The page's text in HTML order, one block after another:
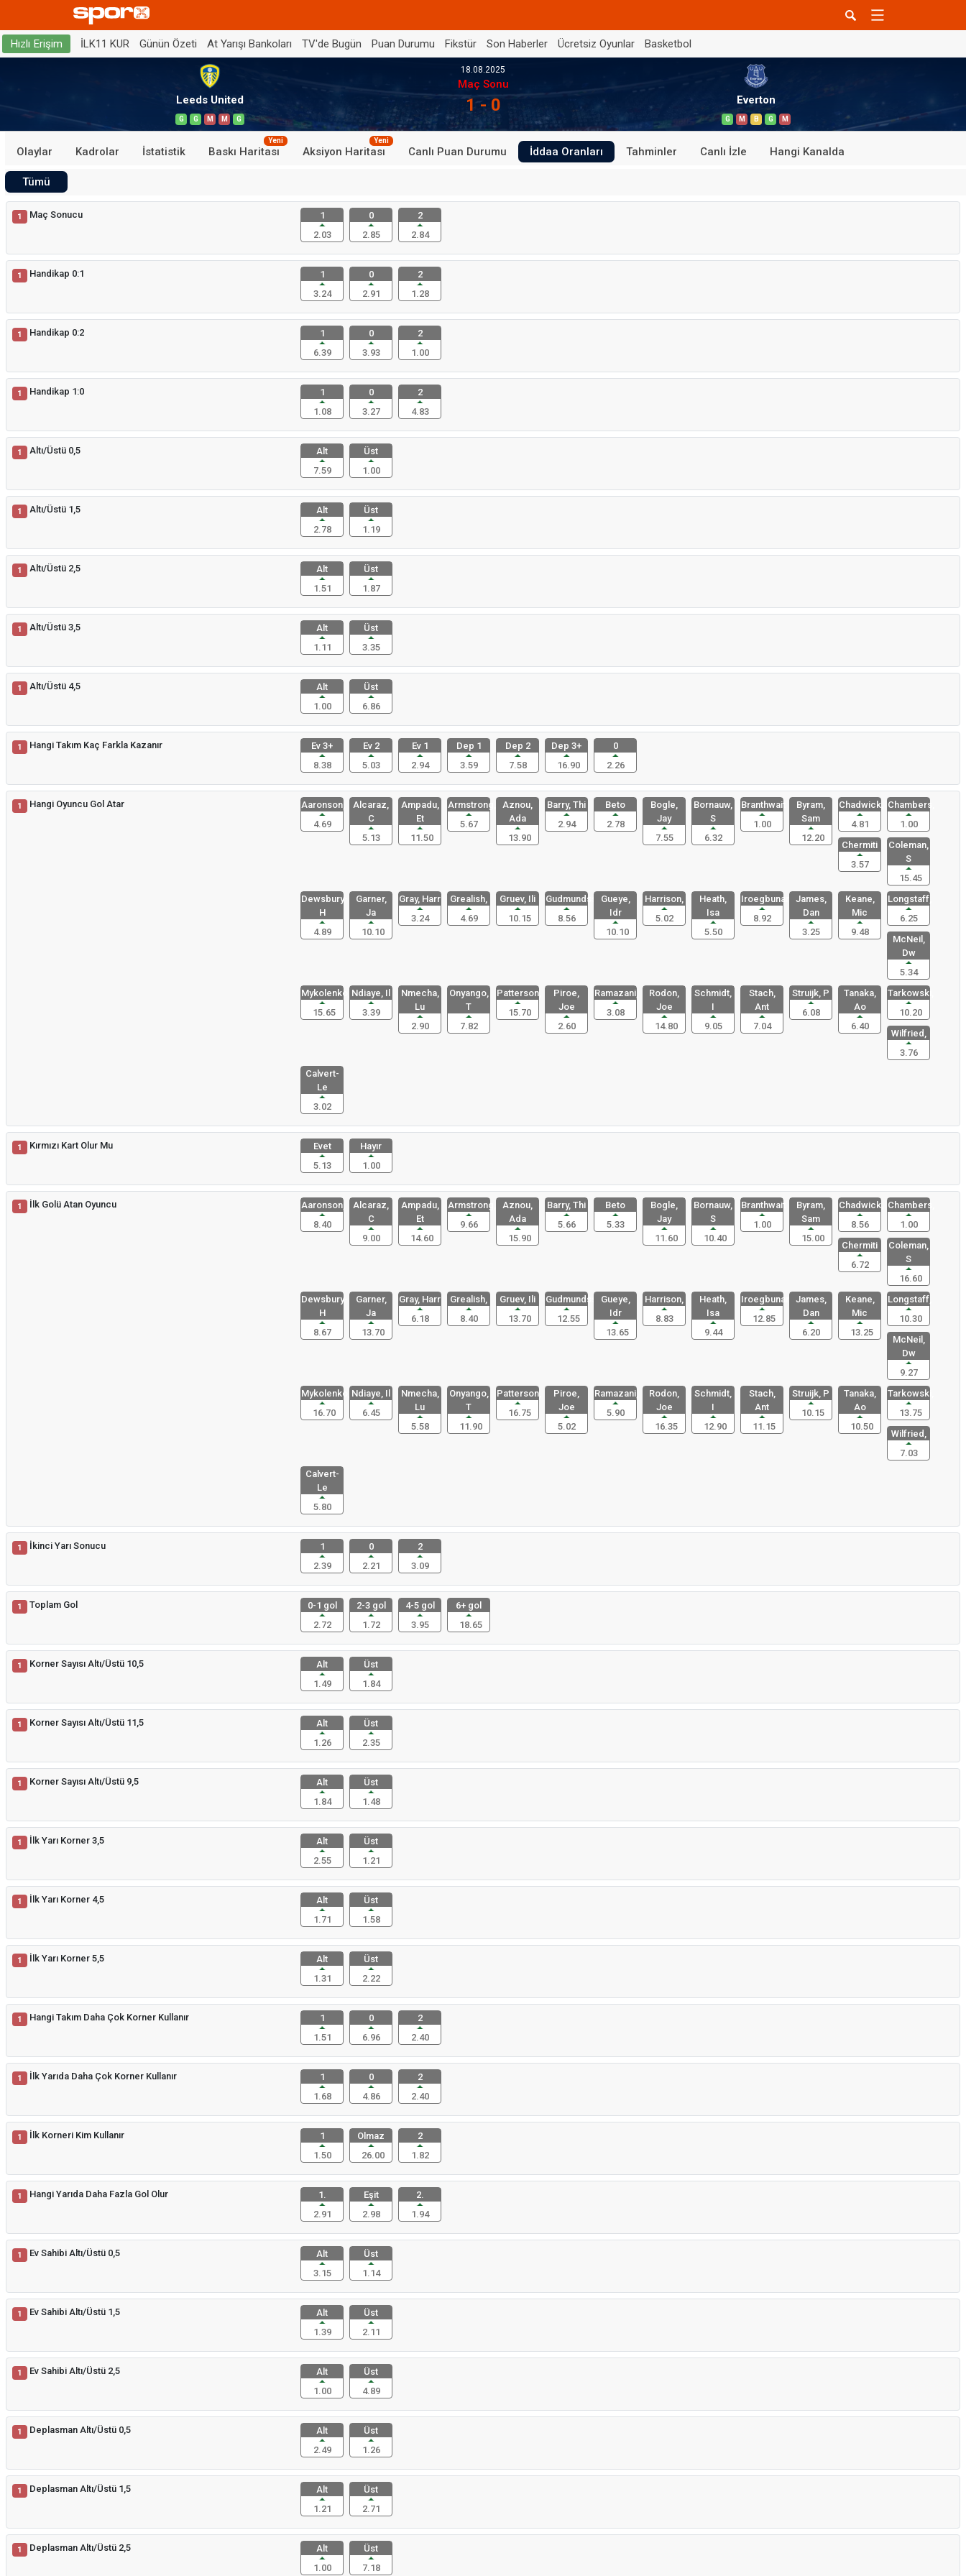
Hızlı Erişim İLK11 KUR Günün Özeti At Yarışı Bankoları TV'de Bugün Puan Durumu Fikstür Son Haberler Ücretsiz Oyunlar Basketbol
Leeds United
G G M M G
18.08.2025
Maç Sonu
1 - 0 Everton
G M B G M
Olaylar Kadrolar İstatistik Baskı Haritası
Yeni
Aksiyon Haritası
Yeni
Canlı Puan Durumu İddaa Oranları Tahminler Canlı İzle Hangi Kanalda
Tümü
1 Maç Sonucu
1
2.03
0
2.85
2
2.84
1 Handikap 0:1
1
3.24
0
2.91
2
1.28
1 Handikap 0:2
1
6.39
0
3.93
2
1.00
1 Handikap 1:0
1
1.08
0
3.27
2
4.83
1 Altı/Üstü 0,5
Alt
7.59
Üst
1.00
1 Altı/Üstü 1,5
Alt
2.78
Üst
1.19
1 Altı/Üstü 2,5
Alt
1.51
Üst
1.87
1 Altı/Üstü 3,5
Alt
1.11
Üst
3.35
1 Altı/Üstü 4,5
Alt
1.00
Üst
6.86
1 Hangi Takım Kaç Farkla Kazanır
Ev 3+
8.38
Ev 2
5.03
Ev 1
2.94
Dep 1
3.59
Dep 2
7.58
Dep 3+
16.90
0
2.26
1 Hangi Oyuncu Gol Atar
Aaronson,
4.69
Alcaraz,
C
5.13
Ampadu,
Et
11.50
Armstrong,
5.67
Aznou,
Ada
13.90
Barry, Thi
2.94
Beto
2.78
Bogle,
Jay
7.55
Bornauw,
S
6.32
Branthwait
1.00
Byram,
Sam
12.20
Chadwick,
4.81
Chambers,
1.00
Chermiti
3.57
Coleman,
S
15.45
Dewsbury-
H
4.89
Garner,
Ja
10.10
Gray, Harr
3.24
Grealish,
4.69
Gruev, Ili
10.15
Gudmundsso
8.56
Gueye,
Idr
10.10
Harrison,
5.02
Heath,
Isa
5.50
Iroegbunam
8.92
James,
Dan
3.25
Keane,
Mic
9.48
Longstaff,
6.25
McNeil,
Dw
5.34
Mykolenko,
15.65
Ndiaye, Il
3.39
Nmecha,
Lu
2.90
Onyango,
T
7.82
Patterson,
15.70
Piroe,
Joe
2.60
Ramazani,
3.08
Rodon,
Joe
14.80
Schmidt,
I
9.05
Stach,
Ant
7.04
Struijk, P
6.08
Tanaka,
Ao
6.40
Tarkowski,
10.20
Wilfried,
3.76
Calvert-
Le
3.02
1 Kırmızı Kart Olur Mu
Evet
5.13
Hayır
1.00
1 İlk Golü Atan Oyuncu
Aaronson,
8.40
Alcaraz,
C
9.00
Ampadu,
Et
14.60
Armstrong,
9.66
Aznou,
Ada
15.90
Barry, Thi
5.66
Beto
5.33
Bogle,
Jay
11.60
Bornauw,
S
10.40
Branthwait
1.00
Byram,
Sam
15.00
Chadwick,
8.56
Chambers,
1.00
Chermiti
6.72
Coleman,
S
16.60
Dewsbury-
H
8.67
Garner,
Ja
13.70
Gray, Harr
6.18
Grealish,
8.40
Gruev, Ili
13.70
Gudmundsso
12.55
Gueye,
Idr
13.65
Harrison,
8.83
Heath,
Isa
9.44
Iroegbunam
12.85
James,
Dan
6.20
Keane,
Mic
13.25
Longstaff,
10.30
McNeil,
Dw
9.27
Mykolenko,
16.70
Ndiaye, Il
6.45
Nmecha,
Lu
5.58
Onyango,
T
11.90
Patterson,
16.75
Piroe,
Joe
5.02
Ramazani,
5.90
Rodon,
Joe
16.35
Schmidt,
I
12.90
Stach,
Ant
11.15
Struijk, P
10.15
Tanaka,
Ao
10.50
Tarkowski,
13.75
Wilfried,
7.03
Calvert-
Le
5.80
1 İkinci Yarı Sonucu
1
2.39
0
2.21
2
3.09
1 Toplam Gol
0-1 gol
2.72
2-3 gol
1.72
4-5 gol
3.95
6+ gol
18.65
1 Korner Sayısı Altı/Üstü 10,5
Alt
1.49
Üst
1.84
1 Korner Sayısı Altı/Üstü 11,5
Alt
1.26
Üst
2.35
1 Korner Sayısı Altı/Üstü 9,5
Alt
1.84
Üst
1.48
1 İlk Yarı Korner 3,5
Alt
2.55
Üst
1.21
1 İlk Yarı Korner 4,5
Alt
1.71
Üst
1.58
1 İlk Yarı Korner 5,5
Alt
1.31
Üst
2.22
1 Hangi Takım Daha Çok Korner Kullanır
1
1.51
0
6.96
2
2.40
1 İlk Yarıda Daha Çok Korner Kullanır
1
1.68
0
4.86
2
2.40
1 İlk Korneri Kim Kullanır
1
1.50
Olmaz
26.00
2
1.82
1 Hangi Yarıda Daha Fazla Gol Olur
1.
2.91
Eşit
2.98
2.
1.94
1 Ev Sahibi Altı/Üstü 0,5
Alt
3.15
Üst
1.14
1 Ev Sahibi Altı/Üstü 1,5
Alt
1.39
Üst
2.11
1 Ev Sahibi Altı/Üstü 2,5
Alt
1.00
Üst
4.89
1 Deplasman Altı/Üstü 0,5
Alt
2.49
Üst
1.26
1 Deplasman Altı/Üstü 1,5
Alt
1.21
Üst
2.71
1 Deplasman Altı/Üstü 2,5
Alt
1.00
Üst
7.18